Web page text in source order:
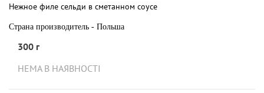
Нежное филе сельди в сметанном соусе
Страна производитель - Польша
300 г
НЕМА В НАЯВНОСТІ